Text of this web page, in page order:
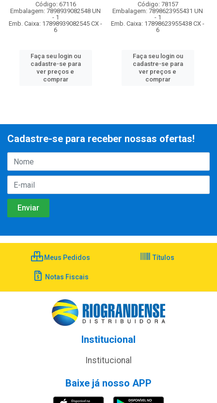
Código: 67116
Embalagem: 7898939082548 UN
- 1
Emb. Caixa: 17898939082545 CX -
6
Faça seu login ou
cadastre-se para
ver preços e
comprar
Código: 78157
Embalagem: 7898623955431 UN
- 1
Emb. Caixa: 17898623955438 CX -
6
Faça seu login ou
cadastre-se para
ver preços e
comprar
Cadastre-se para receber nossas ofertas!
Meus Pedidos Títulos
Notas Fiscais
Institucional
Institucional
Baixe já nosso APP